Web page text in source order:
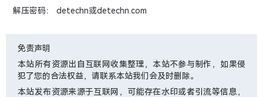
解压密码： detechn或detechn.com
免责声明
本站所有资源出自互联网收集整理，本站不参与制作，如果侵
犯了您的合法权益，请联系本站我们会及时删除。
本站发布资源来源于互联网，可能存在水印或者引流等信息，